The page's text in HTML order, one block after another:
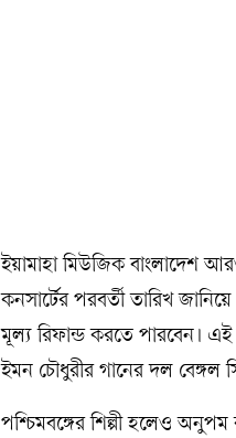
ইয়ামাহা মিউজিক বাংলাদেশ
কনসার্টের পরবর্তী তারিখ
মূল্য রিফান্ড করতে পারবেন। এই
ইমন চৌধুরীর গানের দল বেঙ্গল
পশ্চিমবঙ্গের শিল্পী হলেও